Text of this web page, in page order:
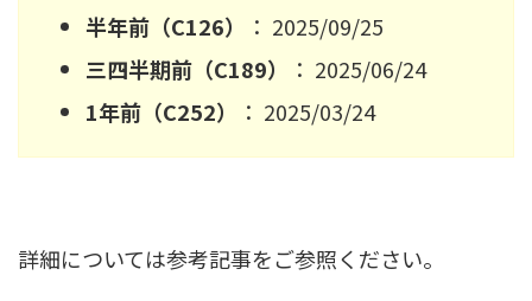
半年前（C126）
： 2025/09/25
三四半期前（C189）
： 2025/06/24
1年前（C252）
： 2025/03/24
詳細については参考記事をご参照ください。